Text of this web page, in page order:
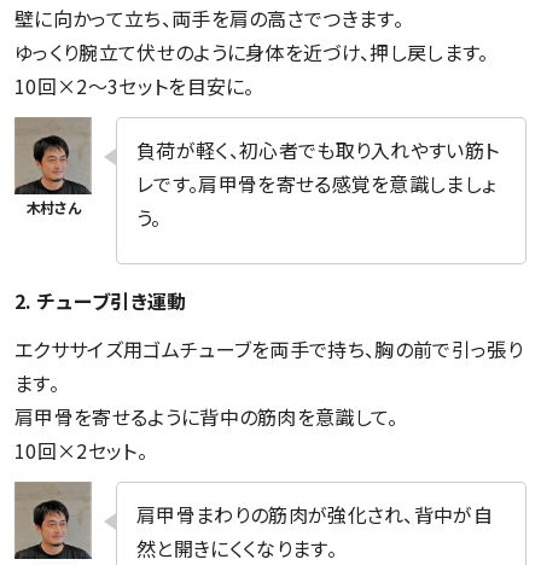
壁に向かって立ち、両手を肩の高さでつきます。
ゆっくり腕立て伏せのように身体を近づけ、押し戻します。
10回×2〜3セットを目安に。
負荷が軽く、初心者でも取り入れやすい筋ト
レです。肩甲骨を寄せる感覚を意識しましょ
う。
2. チューブ引き運動
エクササイズ用ゴムチューブを両手で持ち、胸の前で引っ張り
ます。
肩甲骨を寄せるように背中の筋肉を意識して。
10回×2セット。
肩甲骨まわりの筋肉が強化され、背中が自
然と開きにくくなります。